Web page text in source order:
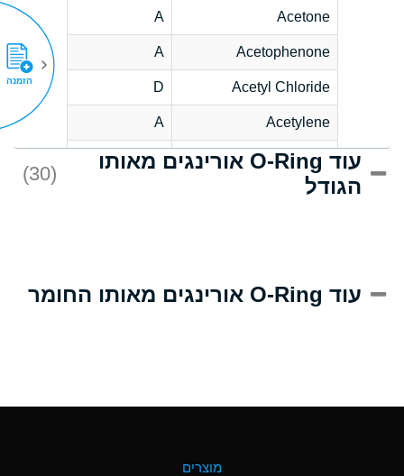
Acetone
A
Acetophenone
A
Acetyl Chloride
D
Acetylene
A
Acrlylonitrile
D
Adipic Acid
(Aqueous)
עוד O-Ring אורינגים מאותו
הגודל
(30)
עוד O-Ring אורינגים מאותו החומר
מוצרים
הזמנה